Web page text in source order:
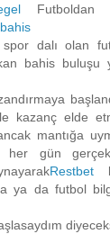
Futboldan
dalı olan
bahis buluşu
kazanç elde
mantığa
her gün
Restbet
ya da futbol